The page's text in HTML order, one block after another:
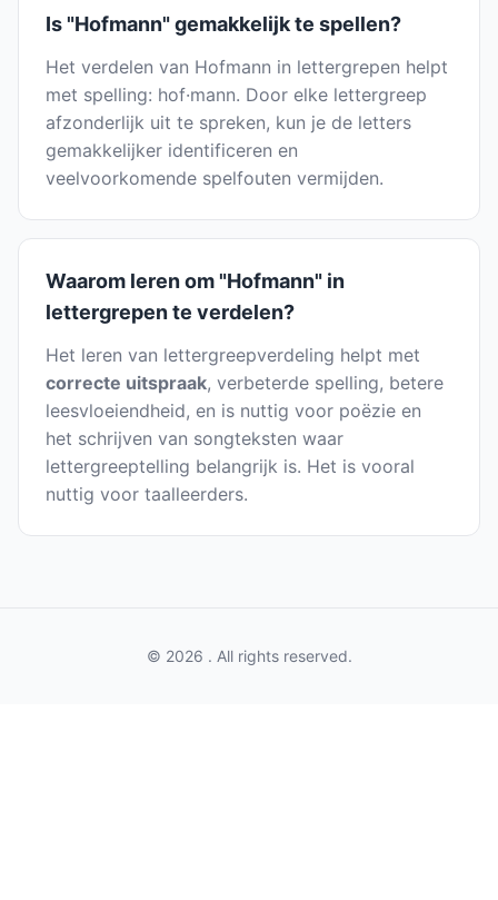
Is "Hofmann" gemakkelijk te spellen?
Het verdelen van Hofmann in lettergrepen helpt
met spelling: hof·mann. Door elke lettergreep
afzonderlijk uit te spreken, kun je de letters
gemakkelijker identificeren en
veelvoorkomende spelfouten vermijden.
Waarom leren om "Hofmann" in
lettergrepen te verdelen?
Het leren van lettergreepverdeling helpt met
correcte uitspraak, verbeterde spelling, betere
leesvloeiendheid, en is nuttig voor poëzie en
het schrijven van songteksten waar
lettergreeptelling belangrijk is. Het is vooral
nuttig voor taalleerders.
© 2026 . All rights reserved.